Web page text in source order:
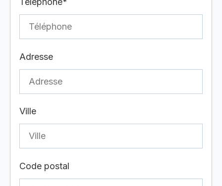
Adresse
Ville
Code postal